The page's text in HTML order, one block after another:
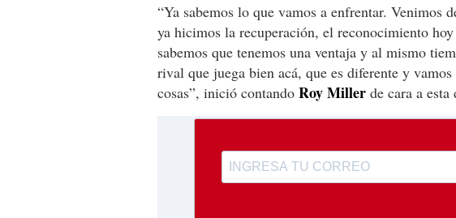
“Ya sabemos lo que vamos a enfrentar. Venimos
ya hicimos la recuperación, el reconocimiento
sabemos que tenemos una ventaja y al mismo
rival que juega bien acá, que es diferente y vamos
cosas”, inició contando Roy Miller de cara a